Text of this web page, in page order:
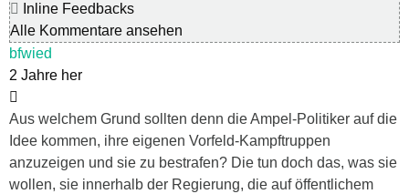
Inline Feedbacks
Alle Kommentare ansehen
bfwied
2 Jahre her
Aus welchem Grund sollten denn die Ampel-Politiker auf die
Idee kommen, ihre eigenen Vorfeld-Kampftruppen
anzuzeigen und sie zu bestrafen? Die tun doch das, was sie
wollen, sie innerhalb der Regierung, die auf öffentlichem